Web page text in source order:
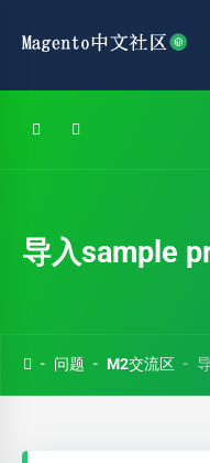
导入sample
问题 M2交流区